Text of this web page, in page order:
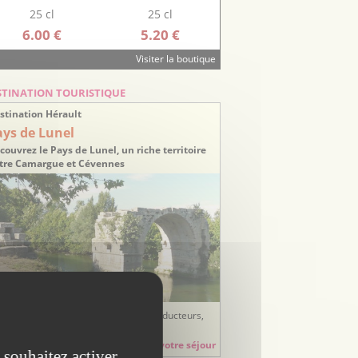
25 cl
6.00 €
25 cl
5.20 €
Visiter la boutique
TOURISTIQUE
Hérault
de Lunel
le Pays de Lunel, un riche territoire
Camargue et Cévennes
sorties, balades, randonnées, producteurs,
Préparez votre séjour